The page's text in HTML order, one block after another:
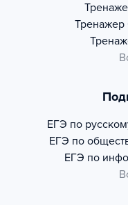
Тренажер
ЕГЭ по
ЕГЭ по
ЕГЭ по